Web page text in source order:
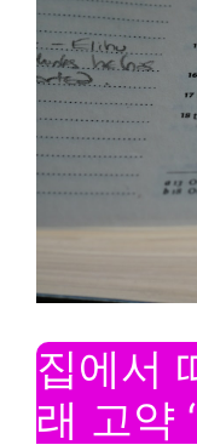
집에서
래 고약